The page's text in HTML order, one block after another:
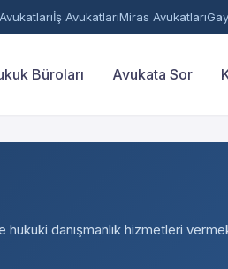
İş AvukatlarıMiras Avukatları
Büroları Avukata Sor
danışmanlık hizmetleri